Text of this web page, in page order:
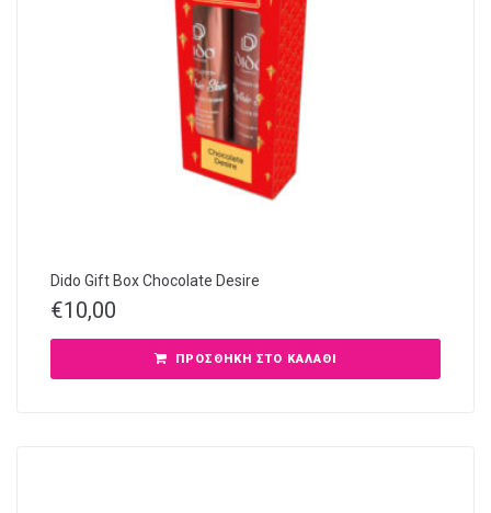
Dido Gift Box Chocolate Desire
€10,00
ΠΡΟΣΘΉΚΗ ΣΤΟ ΚΑΛΆΘΙ